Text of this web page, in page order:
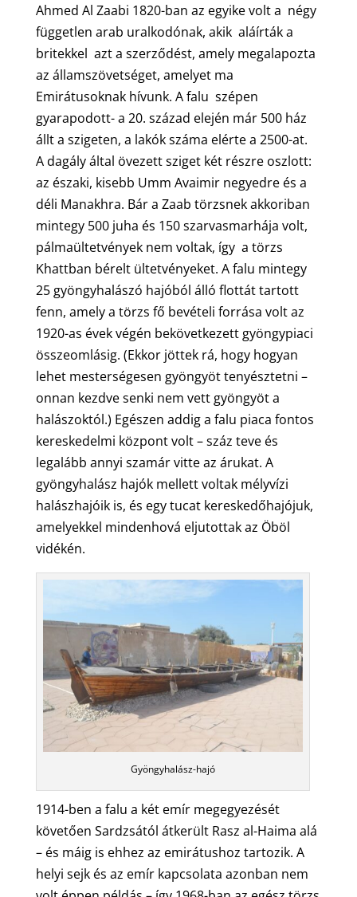
Ahmed Al Zaabi 1820-ban az egyike volt a négy
független arab uralkodónak, akik aláírták a
britekkel azt a szerződést, amely megalapozta
az államszövetséget, amelyet ma
Emirátusoknak hívunk. A falu szépen
gyarapodott- a 20. század elején már 500 ház
állt a szigeten, a lakók száma elérte a 2500-at.
A dagály által övezett sziget két részre oszlott:
az északi, kisebb Umm Avaimir negyedre és a
déli Manakhra. Bár a Zaab törzsnek akkoriban
mintegy 500 juha és 150 szarvasmarhája volt,
pálmaültetvények nem voltak, így a törzs
Khattban bérelt ültetvényeket. A falu mintegy
25 gyöngyhalászó hajóból álló flottát tartott
fenn, amely a törzs fő bevételi forrása volt az
1920-as évek végén bekövetkezett gyöngypiaci
összeomlásig. (Ekkor jöttek rá, hogy hogyan
lehet mesterségesen gyöngyöt tenyésztetni –
onnan kezdve senki nem vett gyöngyöt a
halászoktól.) Egészen addig a falu piaca fontos
kereskedelmi központ volt – száz teve és
legalább annyi szamár vitte az árukat. A
gyöngyhalász hajók mellett voltak mélyvízi
halászhajóik is, és egy tucat kereskedőhajójuk,
amelyekkel mindenhová eljutottak az Öböl
vidékén.
Gyöngyhalász-hajó
1914-ben a falu a két emír megegyezését
követően Sardzsától átkerült Rasz al-Haima alá
– és máig is ehhez az emirátushoz tartozik. A
helyi sejk és az emír kapcsolata azonban nem